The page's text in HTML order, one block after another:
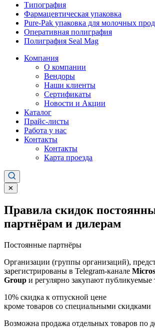
Типография
Фармацевтическая упаковка
Pure-Pak упаковка для молочных
Оперативная полиграфия
Полиграфия Seal Mag
Компания
О компании
Вендоры
Наши клиенты
Сертификаты
Новости и Акции
Каталог
Прайс-листы
Работа у нас
Контакты
Контакты
Карта проезда
✕
Правила скидок
партнёрам и дилерам
Постоянные партнёры
Организации (группы организаций),
зарегистрированы в Telegram-канале
Group и регулярно закупают публикуемые
10% скидка к отпускной цене
кроме товаров со специальными скидками
Возможна продажа отдельных товаров по